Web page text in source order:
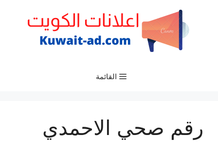
القائمة
رقم صحي الاحمدي